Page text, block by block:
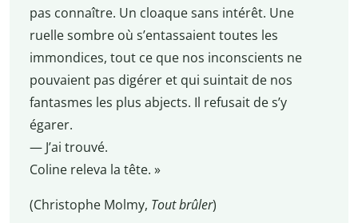
pas connaître. Un cloaque sans intérêt. Une
ruelle sombre où s’entassaient toutes les
immondices, tout ce que nos inconscients ne
pouvaient pas digérer et qui suintait de nos
fantasmes les plus abjects. Il refusait de s’y
égarer.
— J’ai trouvé.
Coline releva la tête. »
(Christophe Molmy, Tout brûler)